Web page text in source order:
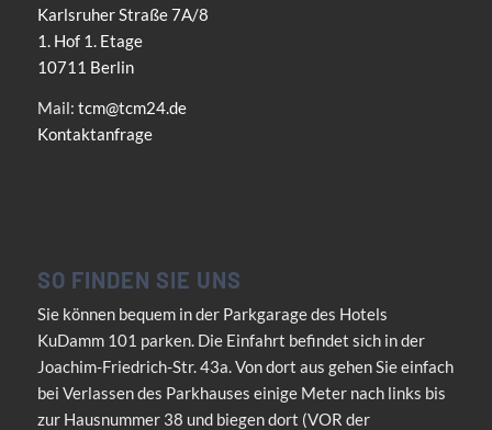
Karlsruher Straße 7A/8
1. Hof 1. Etage
10711 Berlin
Mail: tcm@tcm24.de
Kontaktanfrage
SO FINDEN SIE UNS
Sie können bequem in der Parkgarage des Hotels
KuDamm 101 parken. Die Einfahrt befindet sich in der
Joachim-Friedrich-Str. 43a. Von dort aus gehen Sie einfach
bei Verlassen des Parkhauses einige Meter nach links bis
zur Hausnummer 38 und biegen dort (VOR der